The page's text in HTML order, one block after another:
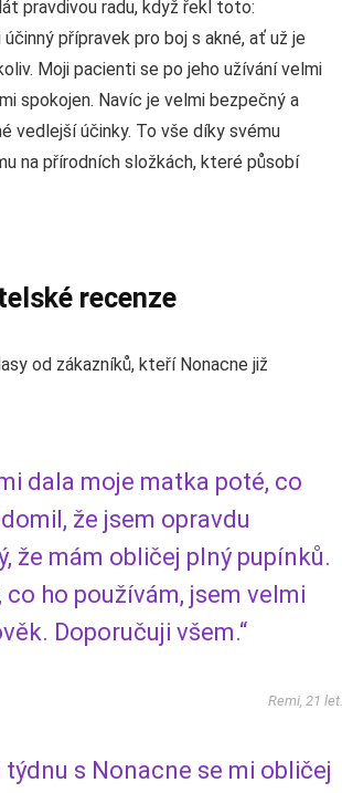
pravdivou radu, když řekl toto:
účinný přípravek pro boj s akné, ať už je
Moji pacienti se po jeho užívání velmi
spokojen. Navíc je velmi bezpečný a
vedlejší účinky. To vše díky svému
na přírodních složkách, které působí
recenze
od zákazníků, kteří Nonacne již
dala moje matka poté, co
že jsem opravdu
že mám obličej plný pupínků.
co ho používám, jsem velmi
Doporučuji všem.“
Remi, 21 let.
týdnu s Nonacne se mi obličej